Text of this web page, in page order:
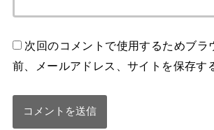
次回のコメントで使用するためブラ
前、メールアドレス、サイトを保存す